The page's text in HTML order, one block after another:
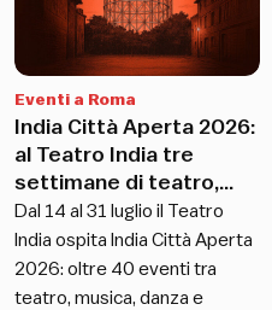
Eventi a Roma
India Città Aperta 2026:
al Teatro India tre
settimane di teatro,
musica e danza sotto il
Gazometro
Dal 14 al 31 luglio il Teatro
India ospita India Città Aperta
2026: oltre 40 eventi tra
teatro, musica, danza e